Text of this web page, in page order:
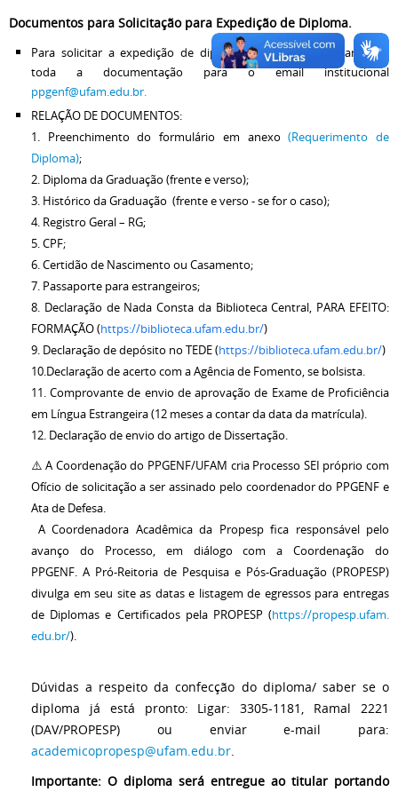
Documentos para Solicitação para Expedição de Diploma.
Para solicitar a expedição de diploma é necessário, encaminhar
toda a documentação para o email institucional
ppgenf@ufam.edu.br.
RELAÇÃO DE DOCUMENTOS:
1. Preenchimento do formulário em anexo(Requerimento de
Diploma);
2. Diploma da Graduação (frente e verso);
3. Histórico da Graduação (frente e verso - se for o caso);
4. Registro Geral – RG;
5. CPF;
6. Certidão de Nascimento ou Casamento;
7. Passaporte para estrangeiros;
8. Declaração de Nada Consta da Biblioteca Central, PARA EFEITO:
FORMAÇÃO (https://biblioteca.ufam.edu.br/)
9. Declaração de depósito no TEDE (https://biblioteca.ufam.edu.br/)
10.Declaração de acerto com a Agência de Fomento, se bolsista.
11. Comprovante de envio de aprovação de Exame de Proficiência
em Língua Estrangeira (12 meses a contar da data da matrícula).
12. Declaração de envio do artigo de Dissertação.
⚠️ A Coordenação do PPGENF/UFAM cria Processo SEI próprio com
Ofício de solicitação a ser assinado pelo coordenador do PPGENF e
Ata de Defesa.
A Coordenadora Acadêmica da Propesp fica responsável pelo
avanço do Processo, em diálogo com a Coordenação do
PPGENF. A Pró-Reitoria de Pesquisa e Pós-Graduação (PROPESP)
divulga em seu site as datas e listagem de egressos para entregas
de Diplomas e Certificados pela PROPESP (https://propesp.ufam.
edu.br/).
Dúvidas a respeito da confecção do diploma/ saber se o
diploma já está pronto: Ligar: 3305-1181, Ramal 2221
(DAV/PROPESP) ou enviar e-mail para:
academicopropesp@ufam.edu.br
Importante: O diploma será entregue ao titular portando